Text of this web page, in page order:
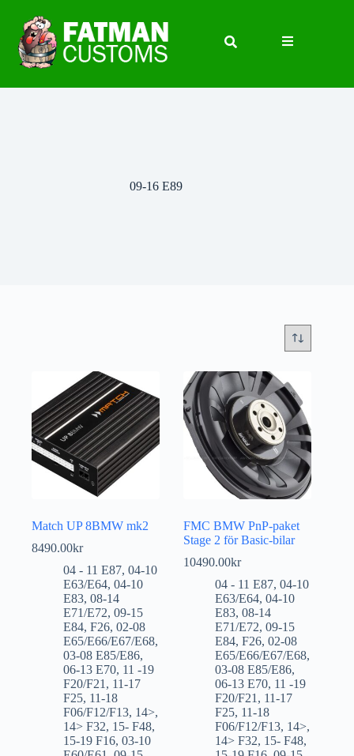
09-16 E89
Match UP 8BMW mk2
8490.00kr
04 - 11 E87, 04-10
E63/E64, 04-10
E83, 08-14
E71/E72, 09-15
E84, F26, 02-08
E65/E66/E67/E68,
03-08 E85/E86,
06-13 E70, 11 -19
F20/F21 , 11-17
F25, 11-18
F06/F12/F13, 14>,
14> F32, 15- F48,
15-19 F16, 03-10
FMC BMW PnP-paket
Stage 2 för Basic-bilar
10490.00kr
04 - 11 E87,04-10
E63/E64,04-10
E83,08-14
E71/E72,09-15
E84,F26,02-08
E65/E66/E67/E68,
03-08 E85/E86,
06-13 E70, 11 -19
F20/F21 , 11-17
F25, 11-18
F06/F12/F13, 14>,
14> F32, 15- F48,